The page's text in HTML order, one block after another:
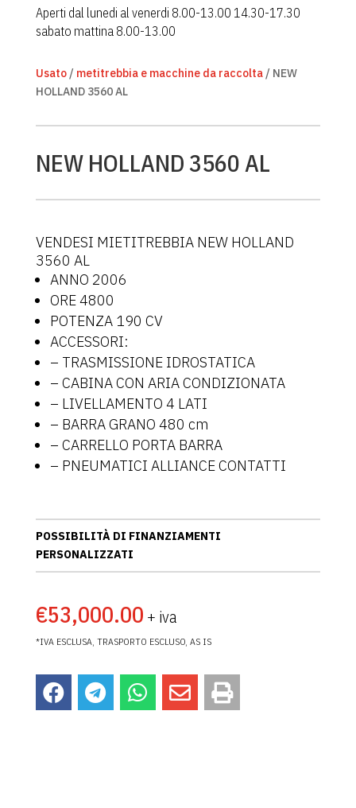
Aperti dal lunedi al venerdi 8.00-13.00 14.30-17.30
sabato mattina 8.00-13.00
Usato/ metitrebbia e macchine da raccolta/ NEW
HOLLAND 3560 AL
NEW HOLLAND 3560 AL
VENDESI MIETITREBBIA NEW HOLLAND
3560 AL
ANNO 2006
ORE 4800
POTENZA 190 CV
ACCESSORI:
– TRASMISSIONE IDROSTATICA
– CABINA CON ARIA CONDIZIONATA
– LIVELLAMENTO 4 LATI
– BARRA GRANO 480 cm
– CARRELLO PORTA BARRA
– PNEUMATICI ALLIANCE CONTATTI
POSSIBILITÀ DI FINANZIAMENTI
PERSONALIZZATI
€53,000.00
*IVA ESCLUSA, TRASPORTO ESCLUSO, AS IS
    